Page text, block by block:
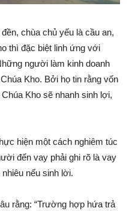
chùa chủ yếu là cầu an,
thì đặc biệt linh ứng với
người làm kinh doanh
Kho. Bởi họ tin rằng vốn
Kho sẽ nhanh sinh lợi,
hiện một cách nghiêm túc
đến vay phải ghi rõ là vay
nếu sinh lời.
rằng: “Trường hợp hứa trả